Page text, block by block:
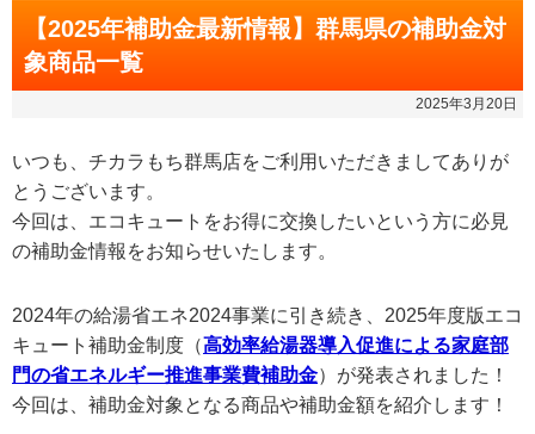
【2025年補助金最新情報】群馬県の補助金対
象商品一覧
2025年3月20日
いつも、チカラもち群馬店をご利用いただきましてありが
とうございます。
今回は、エコキュートをお得に交換したいという方に必見
の補助金情報をお知らせいたします。
2024年の給湯省エネ2024事業に引き続き、2025年度版エコ
キュート補助金制度（高効率給湯器導入促進による家庭部
門の省エネルギー推進事業費補助金）が発表されました！
今回は、補助金対象となる商品や補助金額を紹介します！